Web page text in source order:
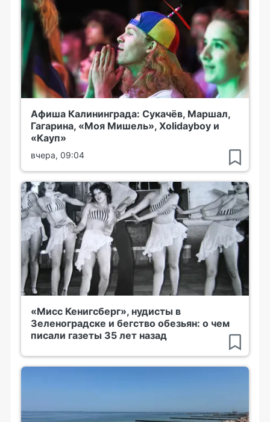
Афиша Калининграда: Сукачёв, Маршал,
Гагарина, «Моя Мишель», Xolidayboy и
«Кауп»
вчера, 09:04
«Мисс Кенигсберг», нудисты в
Зеленоградске и бегство обезьян: о чем
писали газеты 35 лет назад